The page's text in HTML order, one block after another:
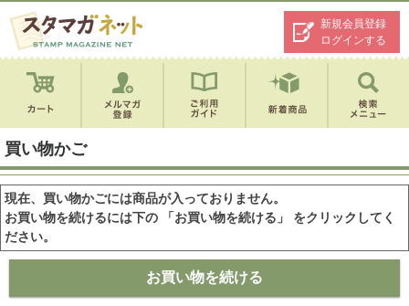
新規会員登録
ログインする
買い物かご
現在、買い物かごには商品が入っておりません。
お買い物を続けるには下の 「お買い物を続ける」 をクリックしてく
ださい。